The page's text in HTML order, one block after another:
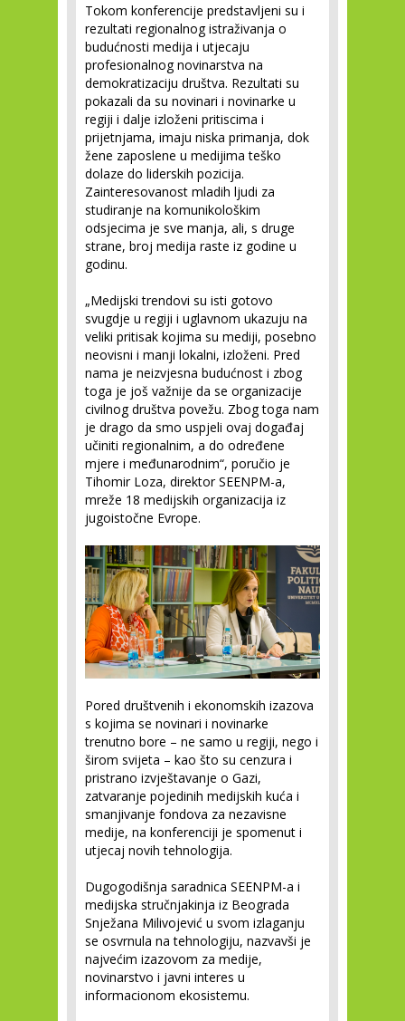
Tokom konferencije predstavljeni su i
rezultati regionalnog istraživanja o
budućnosti medija i utjecaju
profesionalnog novinarstva na
demokratizaciju društva. Rezultati su
pokazali da su novinari i novinarke u
regiji i dalje izloženi pritiscima i
prijetnjama, imaju niska primanja, dok
žene zaposlene u medijima teško
dolaze do liderskih pozicija.
Zainteresovanost mladih ljudi za
studiranje na komunikološkim
odsjecima je sve manja, ali, s druge
strane, broj medija raste iz godine u
godinu.
„Medijski trendovi su isti gotovo
svugdje u regiji i uglavnom ukazuju na
veliki pritisak kojima su mediji, posebno
neovisni i manji lokalni, izloženi. Pred
nama je neizvjesna budućnost i zbog
toga je još važnije da se organizacije
civilnog društva povežu. Zbog toga nam
je drago da smo uspjeli ovaj događaj
učiniti regionalnim, a do određene
mjere i međunarodnim“, poručio je
Tihomir Loza, direktor SEENPM-a,
mreže 18 medijskih organizacija iz
jugoistočne Evrope.
Pored društvenih i ekonomskih izazova
s kojima se novinari i novinarke
trenutno bore – ne samo u regiji, nego i
širom svijeta – kao što su cenzura i
pristrano izvještavanje o Gazi,
zatvaranje pojedinih medijskih kuća i
smanjivanje fondova za nezavisne
medije, na konferenciji je spomenut i
utjecaj novih tehnologija.
Dugogodišnja saradnica SEENPM-a i
medijska stručnjakinja iz Beograda
Snježana Milivojević u svom izlaganju
se osvrnula na tehnologiju, nazvavši je
najvećim izazovom za medije,
novinarstvo i javni interes u
informacionom ekosistemu.